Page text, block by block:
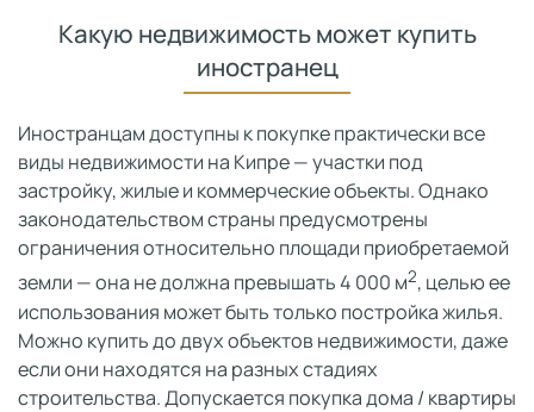
Какую недвижимость может купить
иностранец
Иностранцам доступны к покупке практически все
виды недвижимости на Кипре — участки под
застройку, жилые и коммерческие объекты. Однако
законодательством страны предусмотрены
ограничения относительно площади приобретаемой
земли — она не должна превышать 4 000 м2, целью ее
использования может быть только постройка жилья.
Можно купить до двух объектов недвижимости, даже
если они находятся на разных стадиях
строительства. Допускается покупка дома / квартиры